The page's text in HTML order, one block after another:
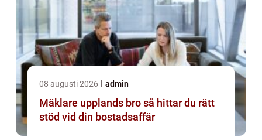
08 augusti 2026 admin
Mäklare upplands bro så hittar du rätt
stöd vid din bostadsaffär